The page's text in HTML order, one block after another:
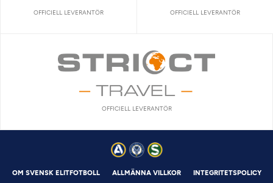
OFFICIELL LEVERANTÖR OFFICIELL LEVERANTÖR
OFFICIELL LEVERANTÖR
OM SVENSK ELITFOTBOLL ALLMÄNNA VILLKOR INTEGRITETSPOLICY